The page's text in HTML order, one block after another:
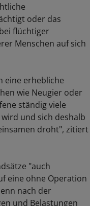
oder das
flüchtiger
Menschen auf sich
eine erhebliche
wie Neugier oder
ständig viele
und sich deshalb
droht", zitiert
"auch
eine ohne Operation
nach der
und Belastungen